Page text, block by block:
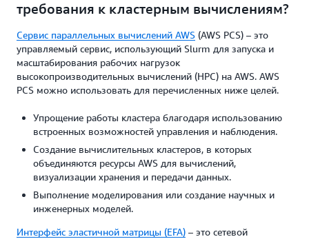
требования к кластерным вычислениям?
Сервис параллельных вычислений AWS (AWS PCS) – это
управляемый сервис, использующий Slurm для запуска и
масштабирования рабочих нагрузок
высокопроизводительных вычислений (HPC) на AWS. AWS
PCS можно использовать для перечисленных ниже целей.
Упрощение работы кластера благодаря использованию
встроенных возможностей управления и наблюдения.
Создание вычислительных кластеров, в которых
объединяются ресурсы AWS для вычислений,
визуализации хранения и передачи данных.
Выполнение моделирования или создание научных и
инженерных моделей.
Интерфейс эластичной матрицы (EFA) – это сетевой